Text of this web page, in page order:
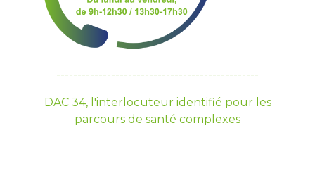
------------------------------------------------
DAC 34, l'interlocuteur identifié pour les
parcours de santé complexes